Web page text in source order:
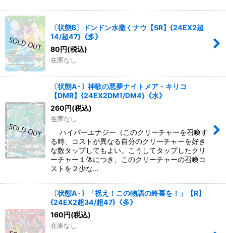
〔状態B〕ドンドン水撒くナウ【SR】{24EX2超
14/超47}《多》
80円(税込)
在庫なし
〔状態A-〕神歌の悪夢ナイトメア・キリコ
【DMR】{24EX2DM1/DM4}《水》
260 円(税込)
在庫なし
ハイパーエナジー（このクリーチャーを召喚す
る時、コストが異なる自分のクリーチャーを好き
な数タップしてもよい。こうしてタップしたクリ
ーチャー１体につき、このクリーチャーの召喚コ
ストを２少な…
〔状態A-〕「祝え！この物語の終幕を！」【R】
{24EX2超34/超47}《多》
160 円(税込)
在庫なし